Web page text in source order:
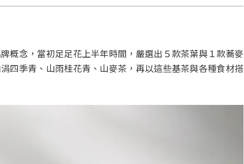
概念，當初足足花上半年時間，嚴選出５款茶葉與１款蕎麥
四季青、山雨桂花青、山麥茶，再以這些基茶與各種食材搭